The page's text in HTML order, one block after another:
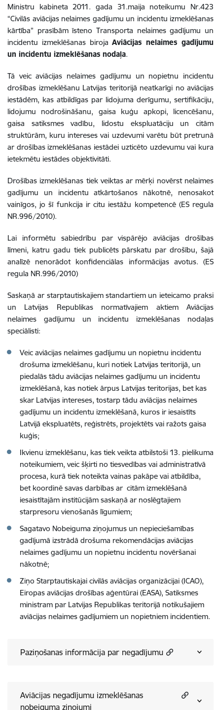
Ministru kabineta 2011. gada 31.maija noteikumu Nr.423
“Civilās aviācijas nelaimes gadījumu un incidentu izmeklēšanas
kārtība” prasībām īsteno Transporta nelaimes gadījumu un
incidentu izmeklēšanas birojaAviācijas nelaimes gadījumu
un incidentu izmeklēšanas nodaļa.
Tā veic aviācijas nelaimes gadījumu un nopietnu incidentu
drošības izmeklēšanu Latvijas teritorijā neatkarīgi no aviācijas
iestādēm, kas atbildīgas par lidojuma derīgumu, sertifikāciju,
lidojumu nodrošināšanu, gaisa kuģu apkopi, licencēšanu,
gaisa satiksmes vadību, lidostu ekspluatāciju un citām
struktūrām, kuru intereses vai uzdevumi varētu būt pretrunā
ar drošības izmeklēšanas iestādei uzticēto uzdevumu vai kura
ietekmētu iestādes objektivitāti.
Drošības izmeklēšanas tiek veiktas ar mērķi novērst nelaimes
gadījumu un incidentu atkārtošanos nākotnē, nenosakot
vainīgos, jo šī funkcija ir citu iestāžu kompetencē (ES regula
NR.996/2010).
Lai informētu sabiedrību par vispārējo aviācijas drošības
līmeni, katru gadu tiek publicēts pārskatu par drošību, šajā
analīzē nenorādot konfidenciālas informācijas avotus. (ES
regula NR.996/2010)
Saskaņā ar starptautiskajiem standartiem un ieteicamo praksi
un Latvijas Republikas normatīvajiem aktiem Aviācijas
nelaimes gadījumu un incidentu izmeklēšanas nodaļas
speciālisti:
Veic aviācijas nelaimes gadījumu un nopietnu incidentu
drošuma izmeklēšanu, kuri notiek Latvijas teritorijā, un
piedalās tādu aviācijas nelaimes gadījumu un incidentu
izmeklēšanā, kas notiek ārpus Latvijas teritorijas, bet kas
skar Latvijas intereses, tostarp tādu aviācijas nelaimes
gadījumu un incidentu izmeklēšanā, kuros ir iesaistīts
Latvijā ekspluatēts, reģistrēts, projektēts vai ražots gaisa
kuģis;
Ikvienu izmeklēšanu, kas tiek veikta atbilstoši 13. pielikuma
noteikumiem, veic šķirti no tiesvedības vai administratīvā
procesa, kurā tiek noteikta vainas pakāpe vai atbildība,
bet koordinē savas darbības ar citām izmeklēšanā
iesaistītajām institūcijām saskaņā ar noslēgtajiem
starpresoru vienošanās līgumiem;
Sagatavo Nobeiguma ziņojumus un nepieciešamības
gadījumā izstrādā drošuma rekomendācijas aviācijas
nelaimes gadījumu un nopietnu incidentu novēršanai
nākotnē;
Ziņo Starptautiskajai civilās aviācijas organizācijai (ICAO),
Eiropas aviācijas drošības aģentūrai (EASA), Satiksmes
ministram par Latvijas Republikas teritorijā notikušajiem
aviācijas nelaimes gadījumiem un nopietniem incidentiem.
Paziņošanas informācija par negadījumu
Aviācijas negadījumu izmeklēšanas
nobeiguma ziņojumi